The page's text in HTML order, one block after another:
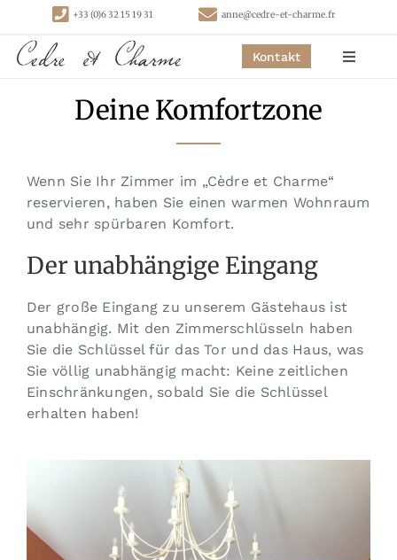
content
+33 (0)6 32 15 19 31 anne@cedre-et-charme.fr
Kontakt
Toggle
Startseite
Hütten
Aktivitäten
Kontakt
Links
Deine Komfortzone
Wenn Sie Ihr Zimmer im „Cèdre et Charme“
reservieren, haben Sie einen warmen Wohnraum
und sehr spürbaren Komfort.
Der unabhängige Eingang
Der große Eingang zu unserem Gästehaus ist
unabhängig. Mit den Zimmerschlüsseln haben
Sie die Schlüssel für das Tor und das Haus, was
Sie völlig unabhängig macht: Keine zeitlichen
Einschränkungen, sobald Sie die Schlüssel
erhalten haben!